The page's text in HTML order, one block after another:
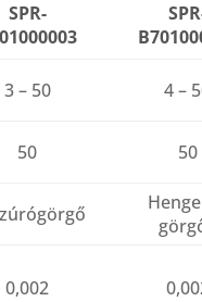
SPR-
3 – 50 4 –
50 50
0,002